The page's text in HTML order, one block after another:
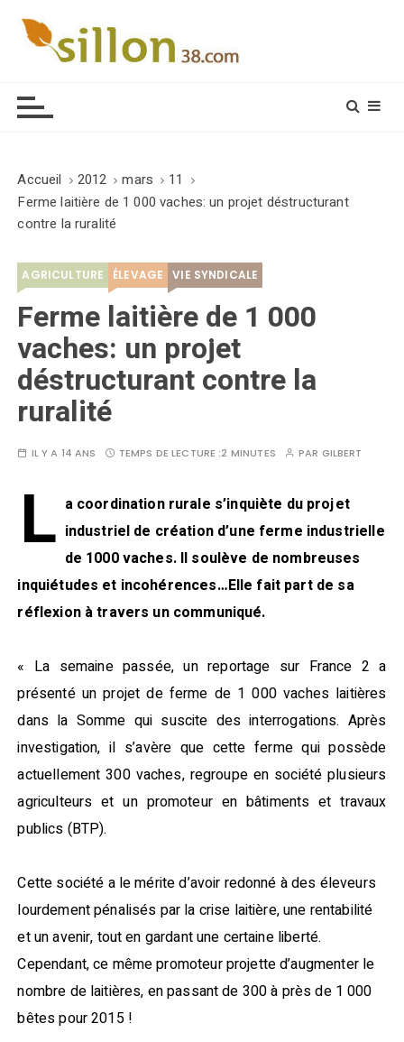
Accueil 2012 mars
11
Ferme laitière de 1 000 vaches: un projet déstructurant
contre la ruralité
AGRICULTURE ÉLEVAGE VIE SYNDICALE
Ferme laitière de 1 000
vaches: un projet
déstructurant contre la
ruralité
IL Y A 14 ANS TEMPS DE LECTURE :2 MINUTES PAR GILBERT
L a coordination rurale s’inquiète du projet
industriel de création d’une ferme industrielle
de 1000 vaches. Il soulève de nombreuses
inquiétudes et incohérences…Elle fait part de sa
réflexion à travers un communiqué.
« La semaine passée, un reportage sur France 2 a
présenté un projet de ferme de 1 000 vaches laitières
dans la Somme qui suscite des interrogations. Après
investigation, il s’avère que cette ferme qui possède
actuellement 300 vaches, regroupe en société plusieurs
agriculteurs et un promoteur en bâtiments et travaux
publics (BTP).
Cette société a le mérite d’avoir redonné à des éleveurs
lourdement pénalisés par la crise laitière, une rentabilité
et un avenir, tout en gardant une certaine liberté.
Cependant, ce même promoteur projette d’augmenter le
nombre de laitières, en passant de 300 à près de 1 000
bêtes pour 2015 !